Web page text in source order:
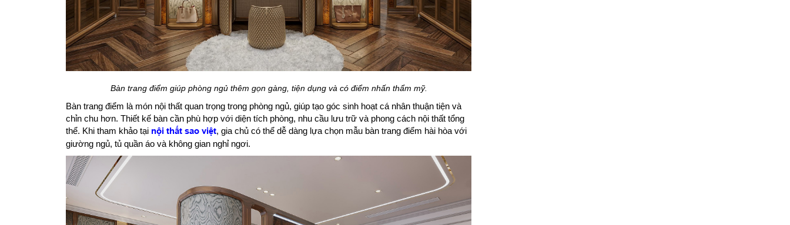
Bàn trang điểm giúp phòng ngủ thêm gọn gàng, tiện dụng và có điểm nhấn thẩm mỹ.
Bàn trang điểm là món nội thất quan trọng trong phòng ngủ, giúp tạo góc sinh hoạt cá nhân thuận tiện và
chỉn chu hơn. Thiết kế bàn cần phù hợp với diện tích phòng, nhu cầu lưu trữ và phong cách nội thất tổng
thể. Khi tham khảo tại nội thất sao việt, gia chủ có thể dễ dàng lựa chọn mẫu bàn trang điểm hài hòa với
giường ngủ, tủ quần áo và không gian nghỉ ngơi.